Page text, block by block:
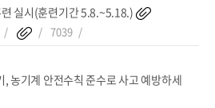
실시(훈련기간 5.8.~5.18.)
7039
농기계 안전수칙 준수로 사고 예방하세